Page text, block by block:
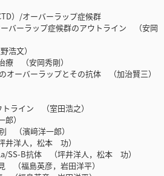
）/オーバーラップ症候群
ーラップ症候群のアウトライン （安岡
文）
（安岡秀剛）
ーバーラップとその抗体 （加治賢三）
ライン （室田浩之）
）
（濱﨑洋一郎）
洋人，松本 功）
SS-B抗体 （坪井洋人，松本 功）
福島英彦，岩田洋平）